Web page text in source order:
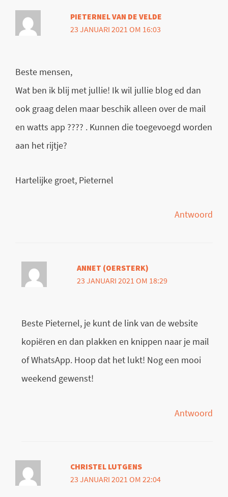
PIETERNEL VAN DE VELDE
23 JANUARI 2021 OM 16:03
Beste mensen,
Wat ben ik blij met jullie! Ik wil jullie blog ed dan
ook graag delen maar beschik alleen over de mail
en watts app ???? . Kunnen die toegevoegd worden
aan het rijtje?
Hartelijke groet, Pieternel
Antwoord
ANNET (OERSTERK)
23 JANUARI 2021 OM 18:29
Beste Pieternel, je kunt de link van de website
kopiëren en dan plakken en knippen naar je mail
of WhatsApp. Hoop dat het lukt! Nog een mooi
weekend gewenst!
Antwoord
CHRISTEL LUTGENS
23 JANUARI 2021 OM 22:04